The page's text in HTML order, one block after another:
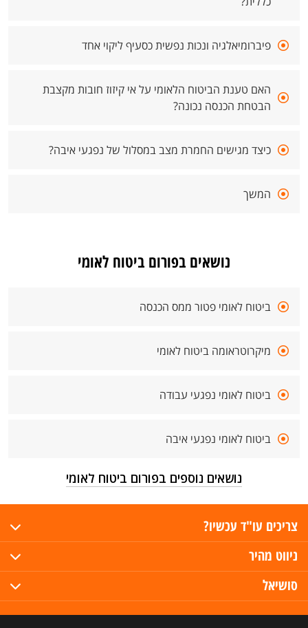
פיברומיאלגיה ונכות נפשית כסעיף ליקוי אחד
האם טענת הביטוח הלאומי על אי קיזוז חובות מקצבת
הבטחת הכנסה נכונה?
כיצד מגישים החמרת מצב במסלול של נפגעי איבה?
המשך
נושאים בפורום ביטוח לאומי
ביטוח לאומי פטור ממס הכנסה
מיקרוטראומה ביטוח לאומי
ביטוח לאומי נפגעי עבודה
ביטוח לאומי נפגעי איבה
נושאים נוספים בפורום ביטוח לאומי
צריכים עו"ד עכשיו?
ניווט מהיר
סושיאל